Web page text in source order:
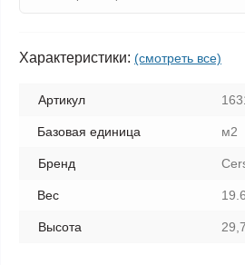
Характеристики: (смотреть все)
Артикул
Базовая единица м2
Бренд
Вес
Высота